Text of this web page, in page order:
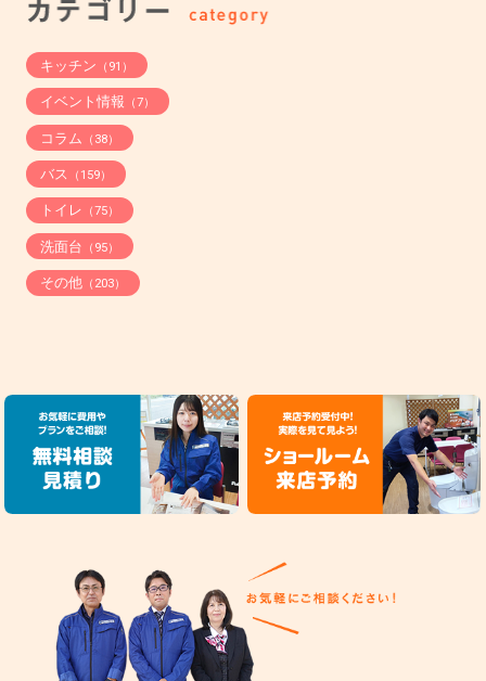
キッチン （91）
イベント情報 （7）
コラム （38）
バス （159）
トイレ （75）
洗面台 （95）
その他（203）